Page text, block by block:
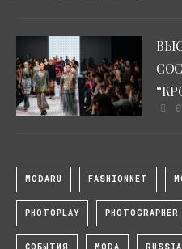
0
MODARU FASHIONNET
PHOTOPLAY PHOTOGRAPHER
СОБЫТИЯ MODA